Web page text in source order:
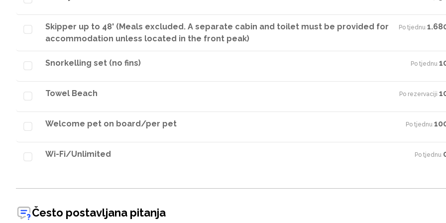
Skipper up to 48' (Meals excluded. A separate cabin and toilet must be provided for
accommodation unless located in the front peak)
Po tjednu·
Snorkelling set (no fins) Po tjednu·
Towel Beach Po rezervaciji·
Welcome pet on board/per pet Po tjednu·
Wi-Fi/Unlimited Po tjednu·
Često postavljana pitanja